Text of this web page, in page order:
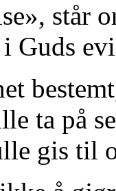
står
Guds
ta på
gis til